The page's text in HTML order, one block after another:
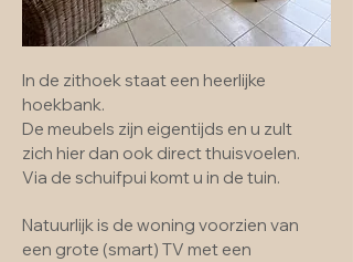
In de zithoek staat een heerlijke
hoekbank.
De meubels zijn eigentijds en u zult
zich hier dan ook direct thuisvoelen.
Via de schuifpui komt u in de tuin.
Natuurlijk is de woning voorzien van
een grote (smart) TV met een